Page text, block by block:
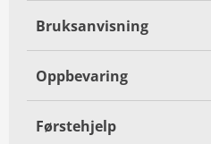
Bruksanvisning
Oppbevaring
Førstehjelp